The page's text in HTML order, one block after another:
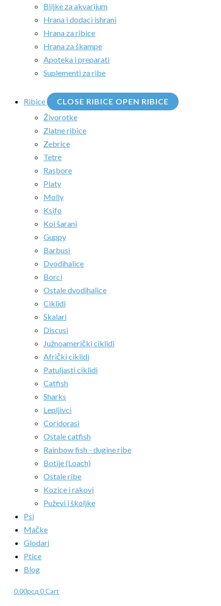
Biljke za akvarijum
Hrana i dodaci ishrani
Hrana za ribice
Hrana za škampe
Apoteka i preparati
Suplementi za ribe
Ribice CLOSE RIBICE OPEN RIBICE
Živorotke
Zlatne ribice
Zebrice
Tetre
Rasbore
Platy
Molly
Ksifo
Koi šarani
Guppy
Barbusi
Dvodihalice
Borci
Ostale dvodihalice
Ciklidi
Skalari
Discusi
Južnoamerički ciklidi
Afrički ciklidi
Patuljasti ciklidi
Catfish
Sharks
Lepljivci
Coridorasi
Ostale catfish
Rainbow fish - dugine ribe
Botije (Loach)
Ostale ribe
Kozice i rakovi
Puževi i školjke
Psi
Mačke
Glodari
Ptice
Blog
0.00рсд 0Cart